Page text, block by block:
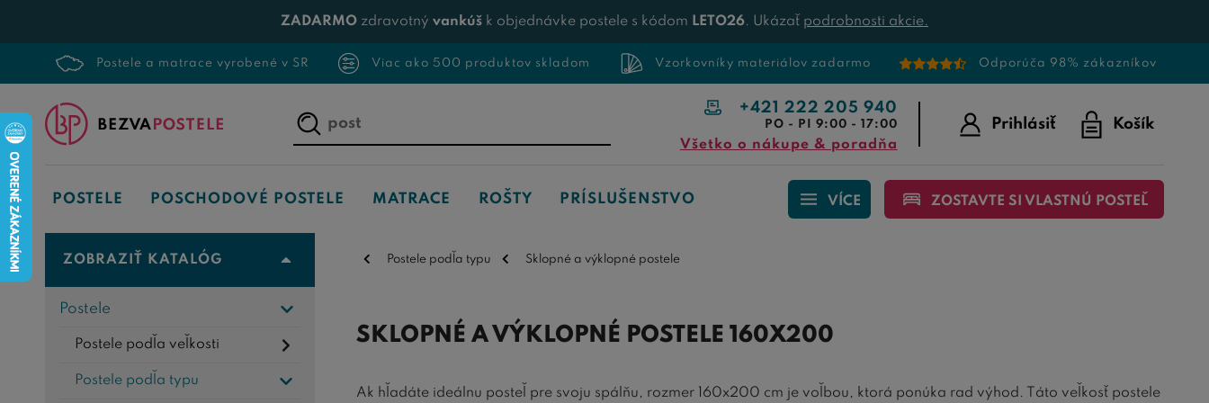
ZADARMO zdravotný vankúš k objednávke postele s kódom LETO26. Ukázať podrobnosti akcie.
Postele a matrace vyrobené v SR Viac ako 500 produktov skladom Vzorkovníky materiálov zadarmo Odporúča 98% zákazníkov
Napíšte,
čo
hľadáte...
+421 222 205 940
PO - PI 9:00 - 17:00
Všetko o nákupe & poradňa
Prihlásiť Košík
POSTELE POSCHODOVÉ POSTELE MATRACE ROŠTY PRÍSLUŠENSTVO VÍCE ZOSTAVTE SI VLASTNÚ POSTEĽ
Postele podľa typu Sklopné a výklopné postele
SKLOPNÉ A VÝKLOPNÉ POSTELE 160X200
Ak hľadáte ideálnu posteľ pre svoju spálňu, rozmer 160x200 cm je voľbou, ktorá ponúka rad výhod. Táto veľkosť postele
ZOBRAZIŤ KATALÓG
Postele
Postele podľa veľkosti
Postele podľa typu